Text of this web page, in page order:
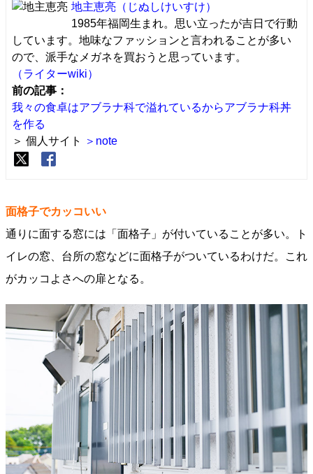
地主恵亮 （じぬしけいすけ）
1985年福岡生まれ。思い立ったが吉日で行動
しています。地味なファッションと言われることが多い
ので、派手なメガネを買おうと思っています。
（ライターwiki）
前の記事：
我々の食卓はアブラナ科で溢れているからアブラナ科丼
を作る
＞ 個人サイト
＞note
面格子でカッコいい
通りに面する窓には「面格子」が付いていることが多い。ト
イレの窓、台所の窓などに面格子がついているわけだ。これ
がカッコよさへの扉となる。